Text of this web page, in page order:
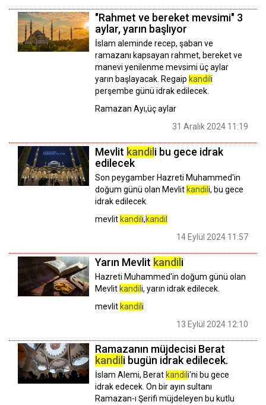
"Rahmet ve bereket mevsimi" 3
aylar, yarın başlıyor
İslam aleminde recep, şaban ve
ramazanı kapsayan rahmet, bereket ve
manevi yenilenme mevsimi üç aylar
yarın başlayacak. Regaip kandil i
perşembe günü idrak edilecek.
Ramazan Ayı,üç aylar
31 Aralık 2024 11:19
Mevlit kandili bu gece idrak
edilecek
Son peygamber Hazreti Muhammed'in
doğum günü olan Mevlit kandil i, bu gece
idrak edilecek.
mevlit kandil i,kandil
14 Eylül 2024 11:57
Yarın Mevlit kandili
Hazreti Muhammed'in doğum günü olan
Mevlitkandili, yarın idrak edilecek.
mevlitkandili
13 Eylül 2024 12:10
Ramazanın müjdecisi Berat
kandil i bugün idrak edilecek.
İslam Alemi, Berat kandil i'ni bu gece
idrak edecek. On bir ayın sultanı
Ramazan-ı Şerifi müjdeleyen bu kutlu